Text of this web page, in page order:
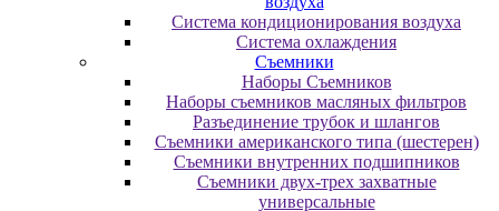
Система кондиционирования воздуха
Система охлаждения
Съемники
Наборы Съемников
Наборы съемников масляных фильтров
Разъединение трубок и шлангов
Съемники американского типа (шестерен)
Съемники внутренних подшипников
Съемники двух-трех захватные
универсальные